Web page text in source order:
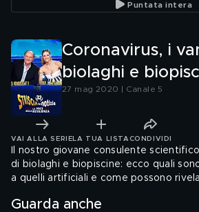
Puntata intera
Coronavirus, i
biolaghi e
27 mag 2020 | Canale 5
VAI ALLA SERIE LA TUA LISTA CONDIVIDI
Il nostro giovane consulente
di biolaghi e biopiscine: ecco quali
a quelli artificiali e come possono
Guarda anche